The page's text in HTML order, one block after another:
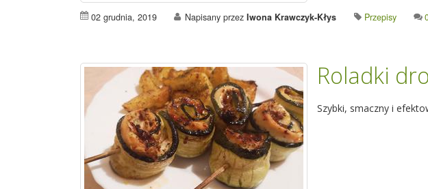
02 grudnia, 2019 Napisany przez Iwona Krawczyk-Kłys Przepisy
Roladki
Szybki, smaczny i